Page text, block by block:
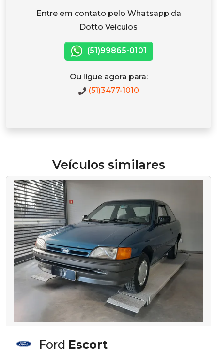
Entre em contato pelo Whatsapp da
Dotto Veículos
(51)99865-0101
Ou ligue agora para:
(51)3477-1010
Veículos similares
Ford Escort